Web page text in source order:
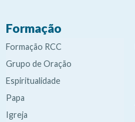
Formação
Formação RCC
Grupo de Oração
Espiritualidade
Papa
Igreja